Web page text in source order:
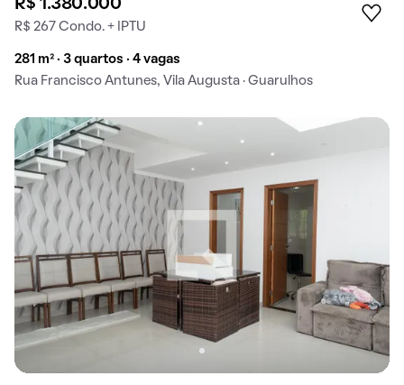
R$ 1.380.000
R$ 267 Condo. + IPTU
281 m² · 3 quartos · 4 vagas
Rua Francisco Antunes, Vila Augusta · Guarulhos